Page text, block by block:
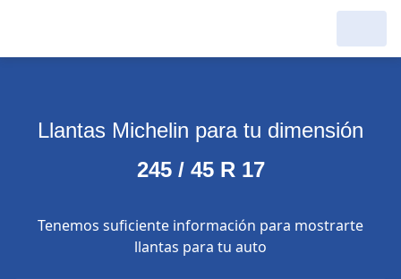
Llantas Michelin para tu dimensión
245 / 45 R 17
Tenemos suficiente información para mostrarte
llantas para tu auto